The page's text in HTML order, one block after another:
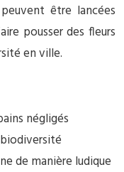
être lancées
pousser des fleurs
en ville.
négligés
de manière ludique